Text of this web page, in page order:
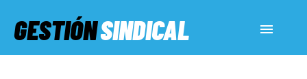
GESTIÓNSINDICAL